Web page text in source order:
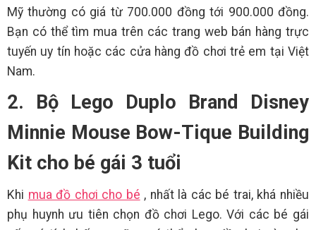
Mỹ thường có giá từ 700.000 đồng tới 900.000 đồng.
Bạn có thể tìm mua trên các trang web bán hàng trực
tuyến uy tín hoặc các cửa hàng đồ chơi trẻ em tại Việt
Nam.
2. Bộ Lego Duplo Brand Disney
Minnie Mouse Bow-Tique Building
Kit cho bé gái 3 tuổi
Khi mua đồ chơi cho bé , nhất là các bé trai, khá nhiều
phụ huynh ưu tiên chọn đồ chơi Lego. Với các bé gái